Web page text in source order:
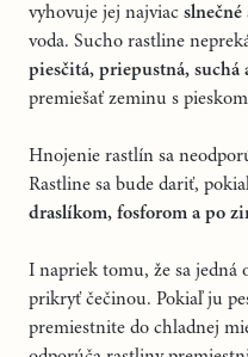
vyhovuje jej najviac slnečné
voda. Sucho rastline
piesčitá, priepustná, suchá
premiešať zeminu s
Hnojenie rastlín sa
Rastline sa bude dariť,
draslíkom, fosforom a po
I napriek tomu, že sa
prikryť čečinou. Pokiaľ ju
premiestnite do chladnej